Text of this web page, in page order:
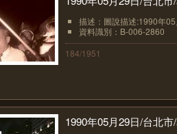
描述：圖說描述:1990年
資料識別：B-006-2860
184/1951
1990年05月29日/台北